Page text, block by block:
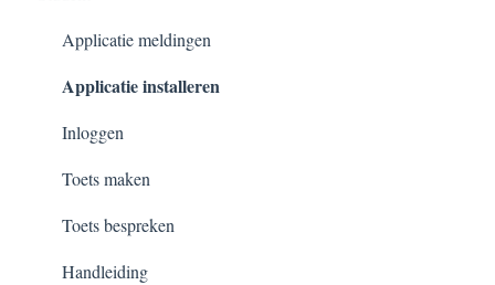
Toets construeren
Afnemen van een toets
Applicatie meldingen
Applicatie installeren
Inloggen
Toets maken
Toets bespreken
Handleiding